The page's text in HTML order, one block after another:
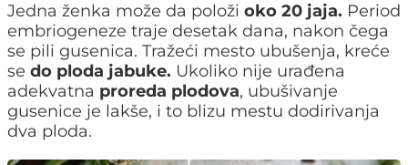
Jedna ženka može da položi oko 20 jaja. Period
embriogeneze traje desetak dana, nakon čega
se pili gusenica. Tražeći mesto ubušenja, kreće
se do ploda jabuke. Ukoliko nije urađena
adekvatna proreda plodova, ubušivanje
gusenice je lakše, i to blizu mestu dodirivanja
dva ploda.